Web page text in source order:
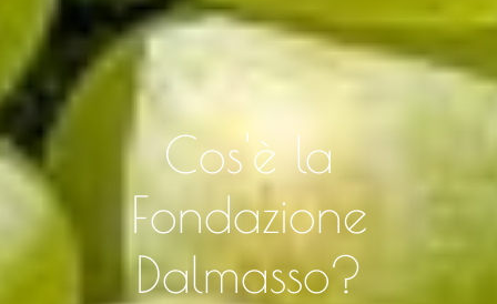
Cos'è la
Fondazione
Dalmasso?